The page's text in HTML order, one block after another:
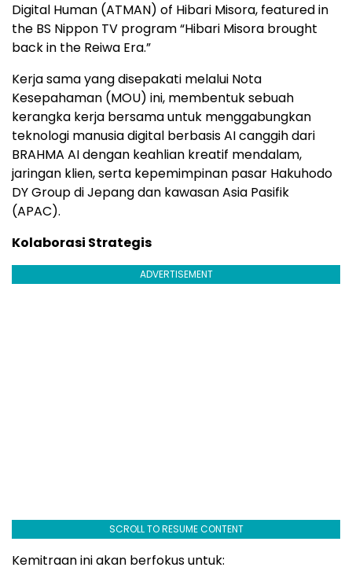
Digital Human (ATMAN) of Hibari Misora, featured in
the BS Nippon TV program “Hibari Misora brought
back in the Reiwa Era.”
Kerja sama yang disepakati melalui Nota
Kesepahaman (MOU) ini, membentuk sebuah
kerangka kerja bersama untuk menggabungkan
teknologi manusia digital berbasis AI canggih dari
BRAHMA AI dengan keahlian kreatif mendalam,
jaringan klien, serta kepemimpinan pasar Hakuhodo
DY Group di Jepang dan kawasan Asia Pasifik
(APAC).
Kolaborasi Strategis
ADVERTISEMENT
SCROLL TO RESUME CONTENT
Kemitraan ini akan berfokus untuk: